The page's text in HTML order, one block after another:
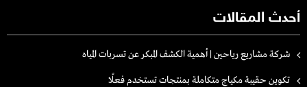
أحدث المقالات
شركة مشاريع رياحين | أهمية الكشف المبكر عن تسربات المياه
تكوين حقيبة مكياج متكاملة بمنتجات تستخدم فعلًا